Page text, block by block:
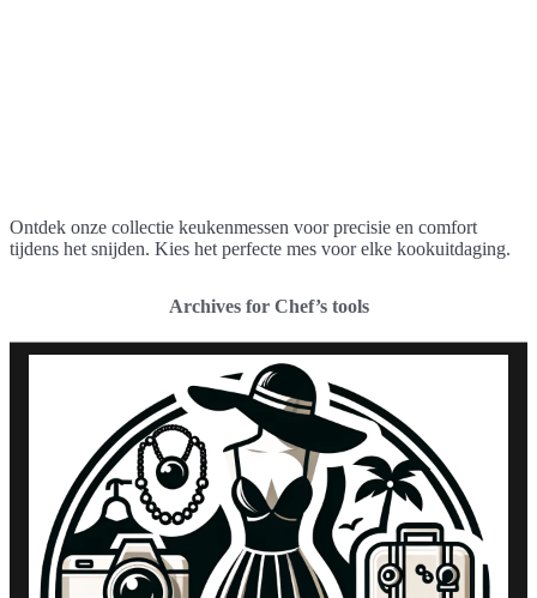
Ontdek onze collectie keukenmessen voor precisie en comfort
tijdens het snijden. Kies het perfecte mes voor elke kookuitdaging.
Archives for Chef’s tools